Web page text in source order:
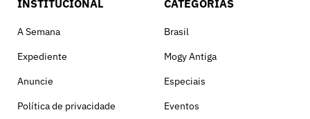
INSTITUCIONAL
A Semana
Expediente
Anuncie
Política de privacidade
CATEGORIAS
Brasil
Mogy Antiga
Especiais
Eventos